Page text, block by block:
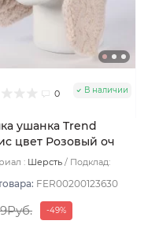
0 В наличии
ушанка Trend
цвет Розовый оч
размер 56-58
: Шерсть
Подклад:
FER00200123630
-49%